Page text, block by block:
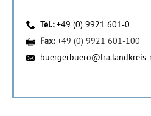
Tel.:+49 (0) 9921 601-0
Fax:+49 (0) 9921 601-100
buergerbuero@lra.landkreis-